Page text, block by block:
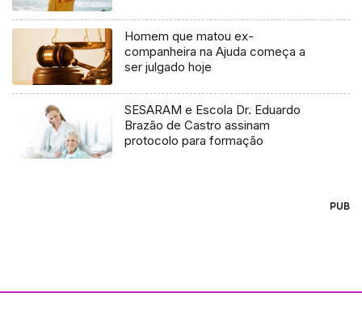
Homem que matou ex-
companheira na Ajuda começa a
ser julgado hoje
SESARAM e Escola Dr. Eduardo
Brazão de Castro assinam
protocolo para formação
PUB